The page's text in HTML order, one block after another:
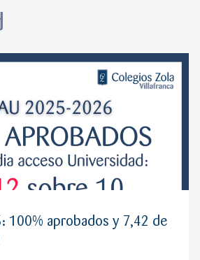
100% aprobados y 7,42 de